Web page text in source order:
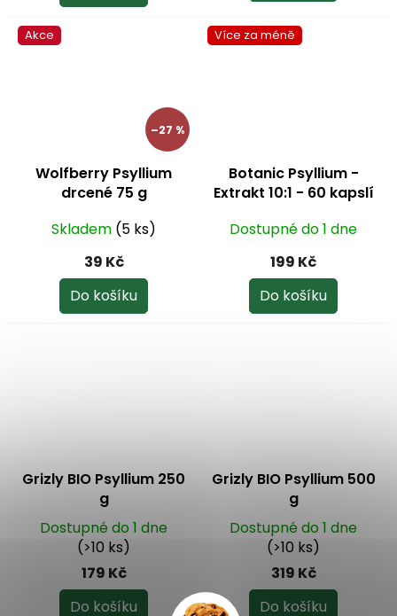
z
5Akce
–27 %
Wolfberry Psyllium
drcené 75 g
Skladem (5 ks)
39 Kč
Do košíku
Více za méně
Botanic Psyllium -
Extrakt 10:1 - 60 kapslí
Dostupné do 1 dne
199 Kč
Do košíku
Grizly BIO Psyllium 250
g
Dostupné do 1 dne
(>10 ks)
179 Kč
Do košíku
Grizly BIO Psyllium 500
g
Dostupné do 1 dne
(>10 ks)
319 Kč
Do košíku